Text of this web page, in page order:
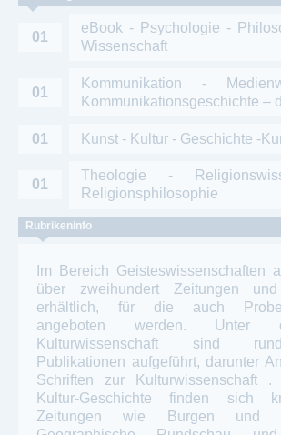
01
eBook - Psychologie -
Wissenschaft
01
Kommunikation -
Kommunikationsgeschichte –
01 Kunst - Kultur - Geschichte -
01
Theologie -
Religionsphilosophie
Rubrikeninfo
Im Bereich Geisteswissenschaften
über zweihundert Zeitungen und
erhältlich, für die auch
angeboten werden. Unter
Kulturwissenschaft sind
Publikationen aufgeführt, darunter
Schriften zur Kulturwissenschaft .
Kultur-Geschichte finden sich
Zeitungen wie Burgen und